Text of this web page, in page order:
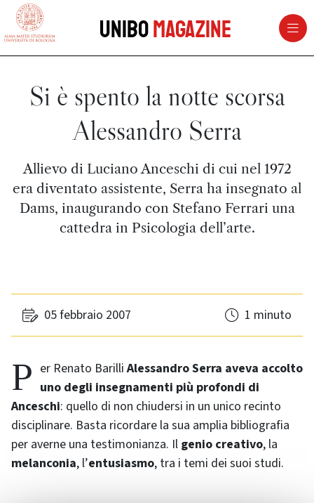
vai al contenuto della pagina
UniboMagazine
Si è spento la notte scorsa
Alessandro Serra
Allievo di Luciano Anceschi di cui nel 1972
era diventato assistente, Serra ha insegnato al
Dams, inaugurando con Stefano Ferrari una
cattedra in Psicologia dell’arte.
05 febbraio 2007 1 minuto
Per Renato BarilliAlessandro Serra aveva accolto
uno degli insegnamenti più profondi di
Anceschi: quello di non chiudersi in un unico recinto
disciplinare. Basta ricordare la sua amplia bibliografia
per averne una testimonianza. Il genio creativo, la
melanconia, l’entusiasmo, tra i temi dei suoi studi.